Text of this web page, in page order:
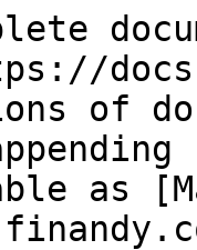
of
as